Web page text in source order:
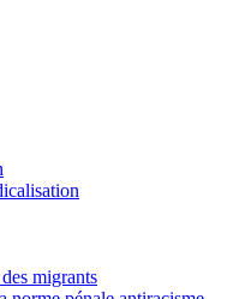
migrants